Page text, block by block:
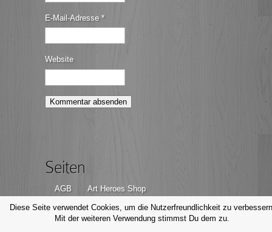
E-Mail-Adresse *
Website
Seiten
AGB
Art Heroes Shop
Datenschutzerklärung
Disclaimer
Impressum
Kontakt
Diese Seite verwendet Cookies, um die Nutzerfreundlichkeit zu
Mit der weiteren Verwendung stimmst Du dem zu.